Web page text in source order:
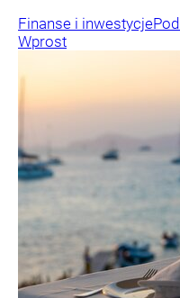
Finanse i inwestycje
Wprost